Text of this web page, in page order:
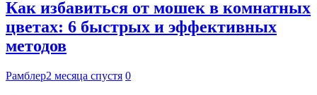
Как избавиться от мошек в комнатных
цветах: 6 быстрых и эффективных
методов
Рамблер2 месяца спустя 0